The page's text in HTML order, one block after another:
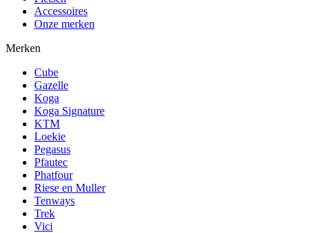
Accessoires
Onze merken
Merken
Cube
Gazelle
Koga
Koga Signature
KTM
Loekie
Pegasus
Pfautec
Phatfour
Riese en Muller
Tenways
Trek
Vici